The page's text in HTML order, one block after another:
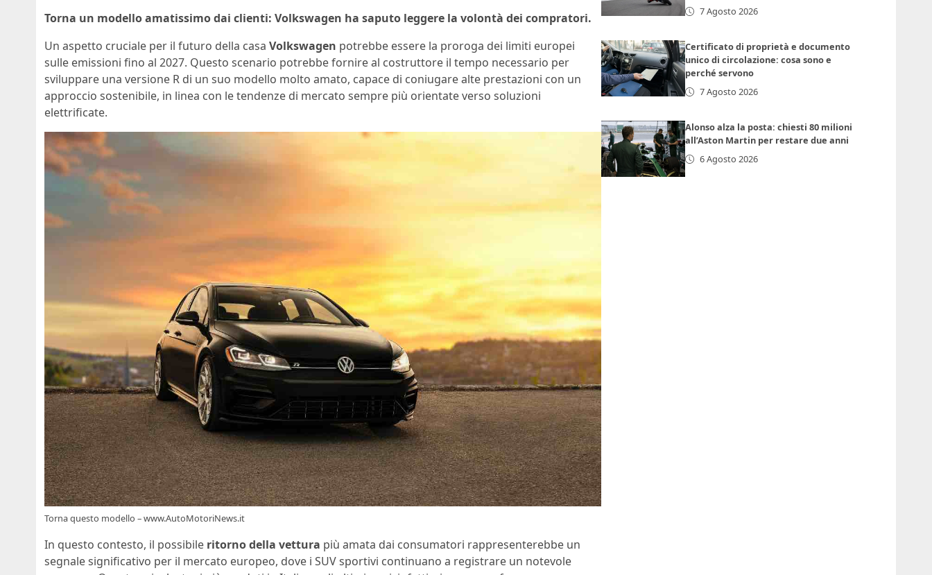
Torna un modello amatissimo dai clienti: Volkswagen ha saputo leggere la volontà dei compratori.
Un aspetto cruciale per il futuro della casa Volkswagen potrebbe essere la proroga dei limiti europei
sulle emissioni fino al 2027. Questo scenario potrebbe fornire al costruttore il tempo necessario per
sviluppare una versione R di un suo modello molto amato, capace di coniugare alte prestazioni con un
approccio sostenibile, in linea con le tendenze di mercato sempre più orientate verso soluzioni
elettrificate.
Torna questo modello – www.AutoMotoriNews.it
In questo contesto, il possibile ritorno della vettura più amata dai consumatori rappresenterebbe un
segnale significativo per il mercato europeo, dove i SUV sportivi continuano a registrare un notevole
7 Agosto 2026
Certificato di proprietà e documento
unico di circolazione: cosa sono e
perché servono
7 Agosto 2026
Alonso alza la posta: chiesti 80 milioni
all’Aston Martin per restare due anni
6 Agosto 2026